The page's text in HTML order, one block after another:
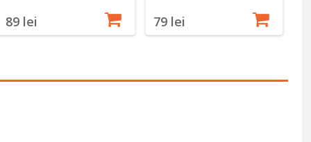
89 lei 79 lei